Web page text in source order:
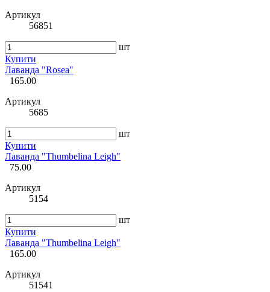
Артикул
56851
шт
Купити
Лаванда "Rosea"
165.00
Артикул
5685
шт
Купити
Лаванда "Thumbelina Leigh"
75.00
Артикул
5154
шт
Купити
Лаванда "Thumbelina Leigh"
165.00
Артикул
51541